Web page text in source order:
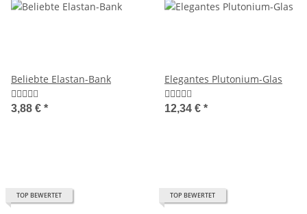
Beliebte Elastan-Bank
3,88 € *
Elegantes Plutonium-Glas
12,34 € *
TOP BEWERTET TOP BEWERTET